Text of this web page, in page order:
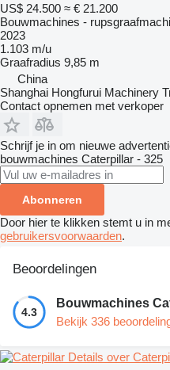
US$ 24.500 ≈ € 21.200
Bouwmachines -
2023
1.103 m/u
Graafradius 9,85 m
China
Shanghai Hongfurui Machinery
Contact opnemen met verkoper
Schrijf je in om nieuwe
bouwmachines Caterpillar - 325
Abonneren
Door hier te klikken stemt u in
gebruikersvoorwaarden.
Beoordelingen
4.3
Bouwmachines
Bekijk 336
Details over